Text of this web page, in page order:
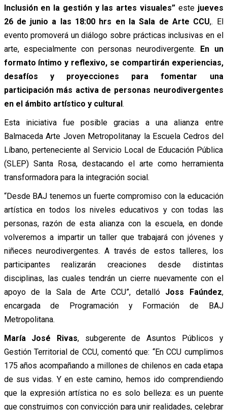
Inclusión en la gestión y las artes visuales”este jueves
26 de junio a las 18:00 hrs en la Sala de Arte CCU,. El
evento promoverá un diálogo sobre prácticas inclusivas en el
arte, especialmente con personas neurodivergente. En un
formato íntimo y reflexivo, se compartirán experiencias,
desafíos y proyecciones para fomentar una
participación más activa de personas neurodivergentes
en el ámbito artístico y cultural.
Esta iniciativa fue posible gracias a una alianza entre
Balmaceda Arte Joven Metropolitanay la Escuela Cedros del
Líbano, perteneciente al Servicio Local de Educación Pública
(SLEP) Santa Rosa, destacando el arte como herramienta
transformadora para la integración social.
“Desde BAJ tenemos un fuerte compromiso con la educación
artística en todos los niveles educativos y con todas las
personas, razón de esta alianza con la escuela, en donde
volveremos a impartir un taller que trabajará con jóvenes y
niñeces neurodivergentes. A través de estos talleres, los
participantes realizarán creaciones desde distintas
disciplinas, las cuales tendrán un cierre nuevamente con el
apoyo de la Sala de Arte CCU”, detalló Joss Faúndez,
encargada de Programación y Formación de BAJ
Metropolitana.
María José Rivas, subgerente de Asuntos Públicos y
Gestión Territorial de CCU, comentó que: “En CCU cumplimos
175 años acompañando a millones de chilenos en cada etapa
de sus vidas. Y en este camino, hemos ido comprendiendo
que la expresión artística no es solo belleza: es un puente
que construimos con convicción para unir realidades, celebrar